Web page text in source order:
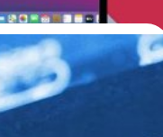
ตแบบ ARM ให้กับ
ำด้านประสิทธิภาพ ณ
ตของตนเองมาใช้ใน
X” : เล็งใช้